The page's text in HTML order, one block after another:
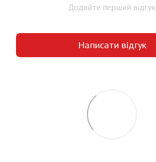
Додайте перший відгук
Написати відгук